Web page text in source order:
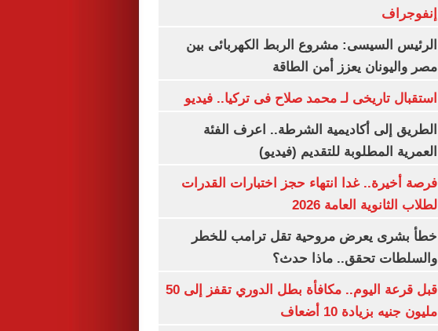
إنفوجراف
الرئيس السيسى: مشروع الربط الكهربائى بين
مصر واليونان يعزز أمن الطاقة
استقبال تاريخى لـ محمد صلاح فى تركيا.. فيديو
الطريق إلى أكاديمية الشرطة.. اعرف الفئة
العمرية المطلوبة للتقديم (فيديو)
فرصة أخيرة.. غدا انتهاء حجز اختبارات القدرات
لطلاب الثانوية العامة 2026
خطأ بشرى يعرض مروحية تقل ترامب للخطر
والسلطات تحقق.. ماذا حدث؟
قبل قرعة اليوم.. مكافأة بطل الدوري تقفز إلى 50
مليون جنيه بزيادة 10 أضعاف